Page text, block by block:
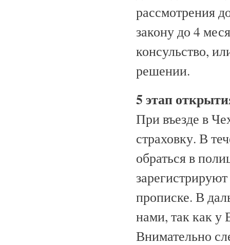
рассмотрения
закону до 4
консульство,
решении.
5 этап
При въезде в
страховку. В
обраться в
прописке. В
нами, так как у
Внимательно